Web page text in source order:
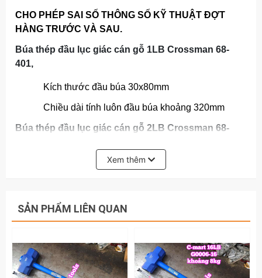
CHO PHÉP SAI SỐ THÔNG SỐ KỸ THUẬT ĐỢT
HÀNG TRƯỚC VÀ SAU.
Búa thép đầu lục giác cán gỗ 1LB Crossman 68-
401,
Kích thước đầu búa 30x80mm
Chiều dài tính luôn đầu búa khoảng 320mm
Búa thép đầu lục giác cán gỗ 2LB Crossman 68-
Kích thước đầu búa 38x103mm
Búa thép đầu lục giác cán gỗ 3LB Crossman 68-
403,
Kích thước đầu búa 43x121mm
Chiều dài tính luôn đầu búa khoảng 357mm
Xem thêm
SẢN PHẨM LIÊN QUAN